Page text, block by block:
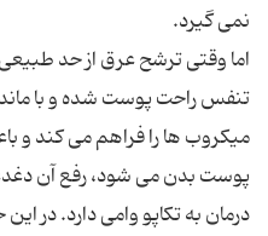
اما وقتی ترشح عرق از حد
تنفس راحت پوست شده و با
میکروب ها را فراهم می کند و
پوست بدن می شود، رفع آن
درمان به تکاپو وامی دارد. در